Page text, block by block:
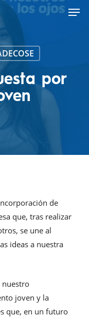
por
de
que, tras realizar
se une al
ideas a nuestra
nuestro
joven y la
que, en un futuro